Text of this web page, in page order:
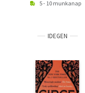
5 - 10 munkanap
IDEGEN